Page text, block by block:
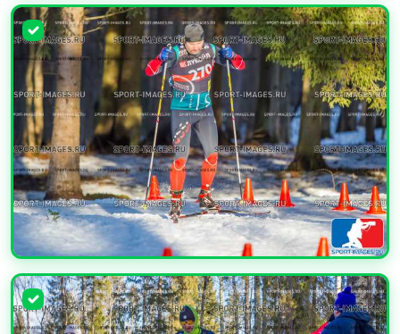
УВЕЛИЧИТЬ
УВЕЛИЧИТЬ